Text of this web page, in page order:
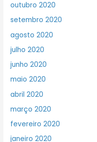
outubro 2020
setembro 2020
agosto 2020
julho 2020
junho 2020
maio 2020
abril 2020
março 2020
fevereiro 2020
janeiro 2020